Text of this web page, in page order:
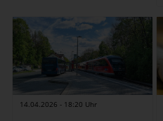
14.04.2026 - 18:20 Uhr